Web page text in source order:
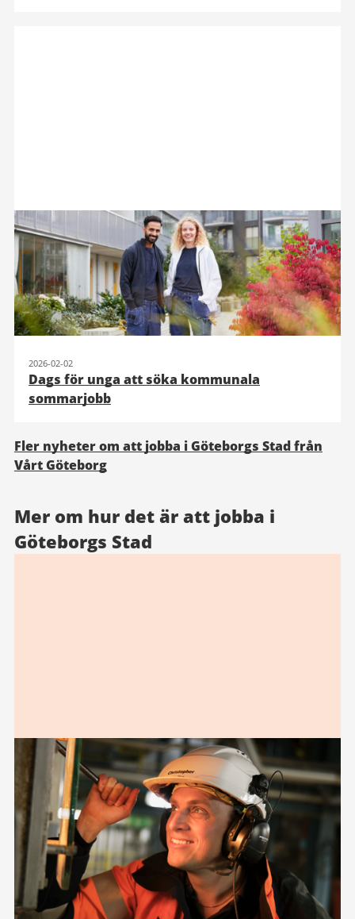
2026-02-02
Dags för unga att söka kommunala
sommarjobb
Fler nyheter om att jobba i Göteborgs Stad från
Vårt Göteborg
Mer om hur det är att jobba i
Göteborgs Stad